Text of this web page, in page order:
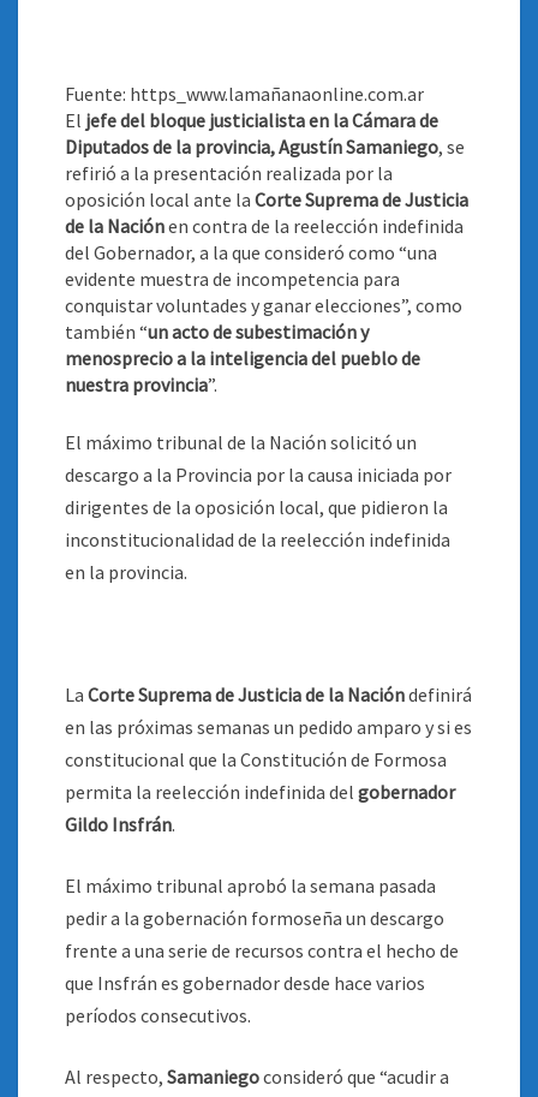
Fuente: https_www.lamañanaonline.com.ar
El jefe del bloque justicialista en la Cámara de
Diputados de la provincia, Agustín Samaniego, se
refirió a la presentación realizada por la
oposición local ante la Corte Suprema de Justicia
de la Naciónen contra de la reelección indefinida
del Gobernador, a la que consideró como “una
evidente muestra de incompetencia para
conquistar voluntades y ganar elecciones”, como
también “un acto de subestimación y
menosprecio a la inteligencia del pueblo de
nuestra provincia”.
El máximo tribunal de la Nación solicitó un
descargo a la Provincia por la causa iniciada por
dirigentes de la oposición local, que pidieron la
inconstitucionalidad de la reelección indefinida
en la provincia.
La Corte Suprema de Justicia de la Nacióndefinirá
en las próximas semanas un pedido amparo y si es
constitucional que la Constitución de Formosa
permita la reelección indefinida del gobernador
Gildo Insfrán.
El máximo tribunal aprobó la semana pasada
pedir a la gobernación formoseña un descargo
frente a una serie de recursos contra el hecho de
que Insfrán es gobernador desde hace varios
períodos consecutivos.
Al respecto, Samaniegoconsideró que “acudir a